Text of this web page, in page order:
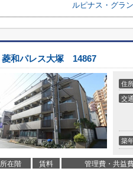
ルピナス・グラ
菱和パレス大塚 14867
住
交通
築
所在階 賃料 管理費・共益